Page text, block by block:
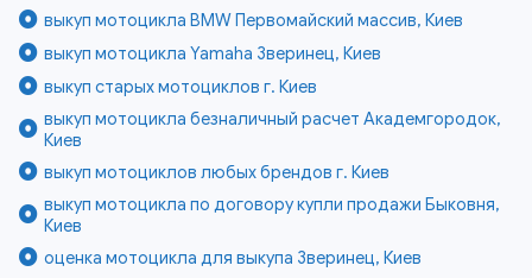
выкуп мотоцикла BMW Первомайский массив, Киев
выкуп мотоцикла Yamaha Зверинец, Киев
выкуп старых мотоциклов г. Киев
выкуп мотоцикла безналичный расчет Академгородок,
Киев
выкуп мотоциклов любых брендов г. Киев
выкуп мотоцикла по договору купли продажи Быковня,
Киев
оценка мотоцикла для выкупа Зверинец, Киев